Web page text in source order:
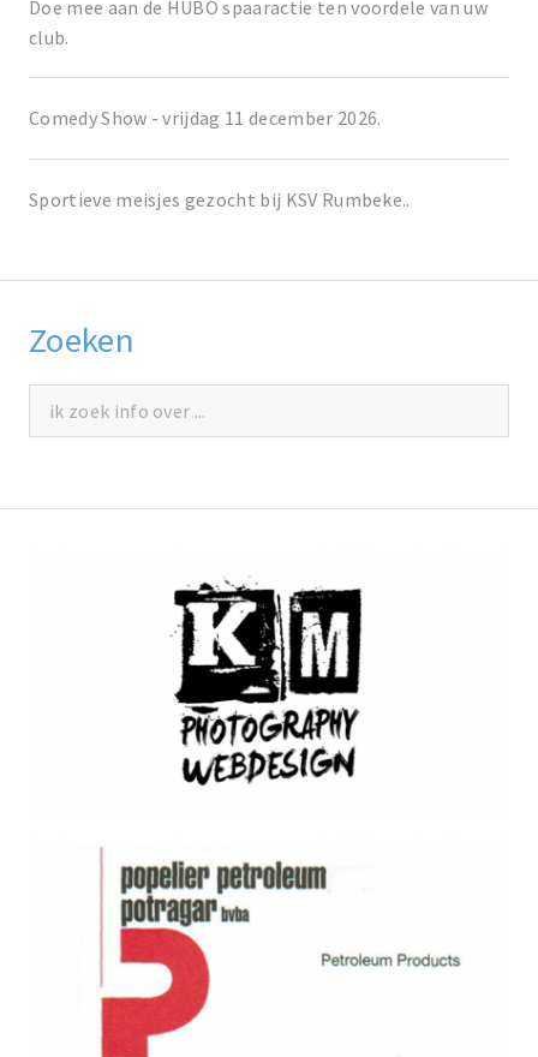
Doe mee aan de HUBO spaaractie ten voordele van uw
club.
Comedy Show - vrijdag 11 december 2026.
Sportieve meisjes gezocht bij KSV Rumbeke..
Zoeken